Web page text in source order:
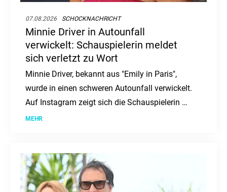
07.08.2026 SCHOCKNACHRICHT
Minnie Driver in Autounfall
verwickelt: Schauspielerin meldet
sich verletzt zu Wort
Minnie Driver, bekannt aus "Emily in Paris",
wurde in einen schweren Autounfall verwickelt.
Auf Instagram zeigt sich die Schauspielerin mit
einer Halskrause und berichtet von dem Vorfall,
MEHR